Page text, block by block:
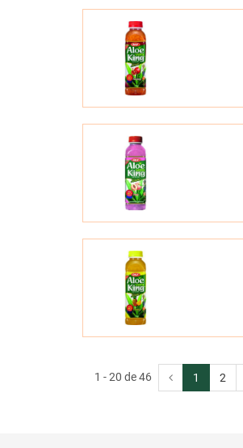
1 - 20 de 46 1 2